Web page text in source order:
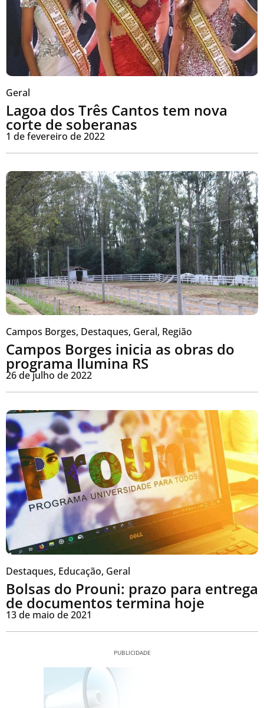
Geral
Lagoa dos Três Cantos tem nova
corte de soberanas
1 de fevereiro de 2022
Campos Borges, Destaques, Geral, Região
Campos Borges inicia as obras do
programa Ilumina RS
26 de julho de 2022
Destaques, Educação, Geral
Bolsas do Prouni: prazo para entrega
de documentos termina hoje
13 de maio de 2021
PUBLICIDADE